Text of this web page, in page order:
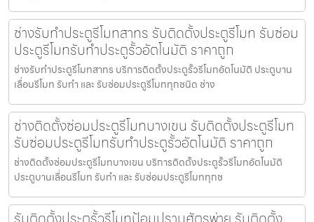
ช่างรับทำประตูรีโมทสาทร รับติดตั้งประตูรีโมท รับซ่อม
ประตูรีโมทรับทำประตูรั้วอัตโนมัติ ราคาถูก
ช่างรับทำประตูรีโมทสาทร บริการติดตั้งประตูรั้วรีโมทอัตโนมัติ ประตูบาน
เลื่อนรีโมท รับทำ และ รับซ่อมประตูรีโมททุกชนิด ช่าง
ช่างติดตั้งซ่อมประตูรีโมทบางเขน รับติดตั้งประตูรีโมท
รับซ่อมประตูรีโมทรับทำประตูรั้วอัตโนมัติ ราคาถูก
ช่างติดตั้งซ่อมประตูรีโมทบางเขน บริการติดตั้งประตูรั้วรีโมทอัตโนมัติ
ประตูบานเลื่อนรีโมท รับทำ และ รับซ่อมประตูรีโมททุกช